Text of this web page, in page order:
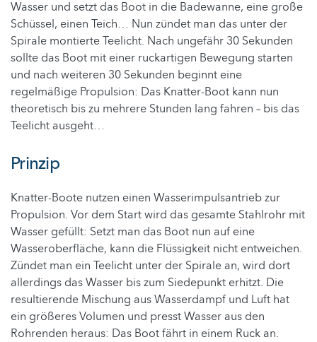
Wasser und setzt das Boot in die Badewanne, eine große
Schüssel, einen Teich… Nun zündet man das unter der
Spirale montierte Teelicht. Nach ungefähr 30 Sekunden
sollte das Boot mit einer ruckartigen Bewegung starten
und nach weiteren 30 Sekunden beginnt eine
regelmäßige Propulsion: Das Knatter-Boot kann nun
theoretisch bis zu mehrere Stunden lang fahren – bis das
Teelicht ausgeht…
Prinzip
Knatter-Boote nutzen einen Wasserimpulsantrieb zur
Propulsion. Vor dem Start wird das gesamte Stahlrohr mit
Wasser gefüllt: Setzt man das Boot nun auf eine
Wasseroberfläche, kann die Flüssigkeit nicht entweichen.
Zündet man ein Teelicht unter der Spirale an, wird dort
allerdings das Wasser bis zum Siedepunkt erhitzt. Die
resultierende Mischung aus Wasserdampf und Luft hat
ein größeres Volumen und presst Wasser aus den
Rohrenden heraus: Das Boot fährt in einem Ruck an.